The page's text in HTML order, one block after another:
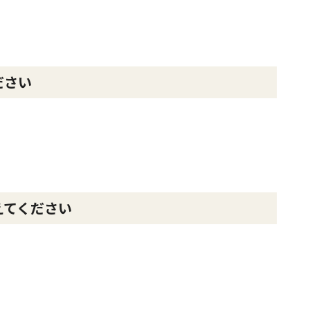
さい
ください